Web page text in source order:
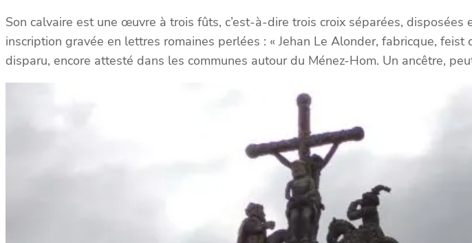
Son calvaire est une œuvre à trois fûts, c’est-à-dire trois croix séparées,
inscription gravée en lettres romaines perlées : « Jehan Le Alonder, fabricque,
disparu, encore attesté dans les communes autour du Ménez-Hom. Un ancêtre,